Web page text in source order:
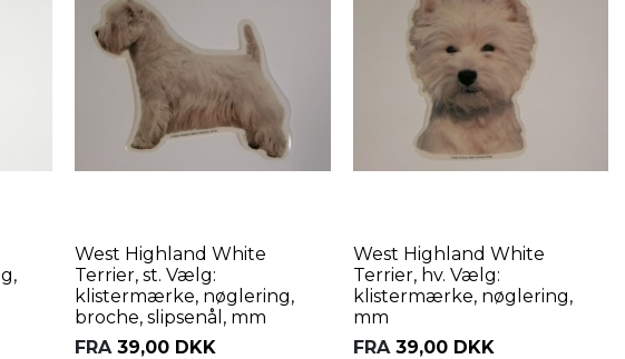
West Highland White
Terrier, st. Vælg:
klistermærke, nøglering,
broche, slipsenål, mm
FRA 39,00 DKK
West Highland White
Terrier, hv. Vælg:
klistermærke, nøglering,
mm
FRA 39,00 DKK